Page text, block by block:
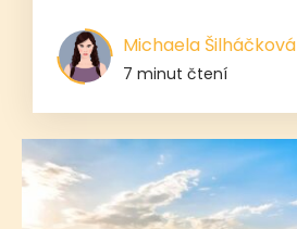
Michaela Šilháčková
7 minut čtení